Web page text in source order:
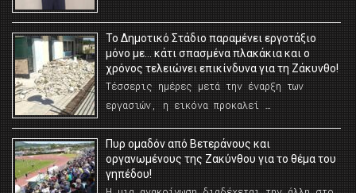
Το Δημοτικό Στάδιο παραμένει εργοτάξιο
μόνο με… κάτι σπασμένα πλακάκια και ο
χρόνος τελειώνει επικίνδυνα για τη Ζάκυνθο!
Τέσσερις ημέρες μετά την έναρξη των
εργασιών, η εικόνα προκαλεί …
Πυρ ομαδόν από Βετεράνους και
οργανωμένους της Ζακύνθου για το θέμα του
γηπέδου!